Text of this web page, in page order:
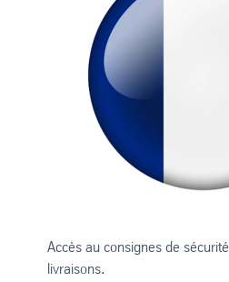
Accès au consignes de
livraisons.